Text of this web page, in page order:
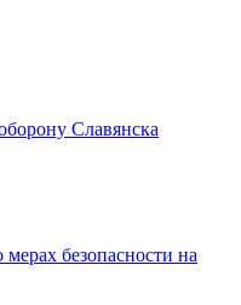
Славянска
безопасности на